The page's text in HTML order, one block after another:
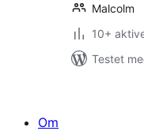
Malcolm
10+
Testet
Om